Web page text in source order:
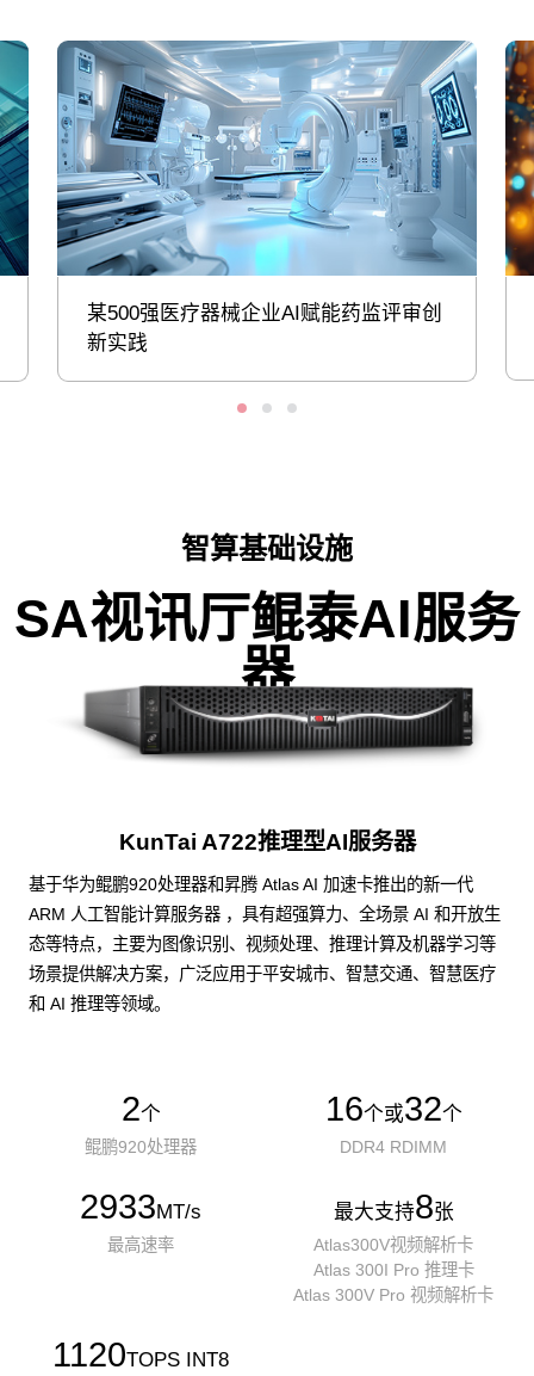
某500强医疗器械企业AI赋能药监评审创
新实践
智算基础设施
SA视讯厅鲲泰AI服务
器
KunTai A722推理型AI服务器
基于华为鲲鹏920处理器和昇腾 Atlas AI 加速卡推出的新一代
ARM 人工智能计算服务器 ，具有超强算力、全场景 AI 和开放生
态等特点，主要为图像识别、视频处理、推理计算及机器学习等
场景提供解决方案，广泛应用于平安城市、智慧交通、智慧医疗
和 AI 推理等领域。
2个
鲲鹏920处理器
16个或32个
DDR4 RDIMM
2933MT/s
最高速率
最大支持8张
Atlas300V视频解析卡
Atlas 300I Pro 推理卡
Atlas 300V Pro 视频解析卡
1120TOPS INT8